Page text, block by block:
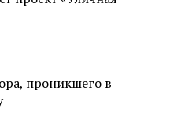
проникшего в